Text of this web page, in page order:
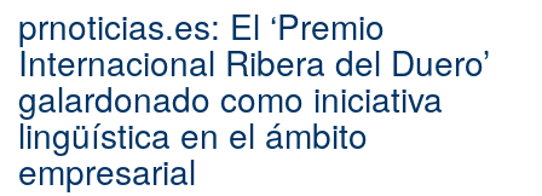
prnoticias.es: El ‘Premio
Internacional Ribera del Duero’
galardonado como iniciativa
lingüística en el ámbito
empresarial